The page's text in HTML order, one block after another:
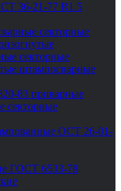
36-21-77 R1.5
секторные
секторные
штампосварные
83 приварные
секторные
ОСТ 26-01-
ГОСТ 6533-78